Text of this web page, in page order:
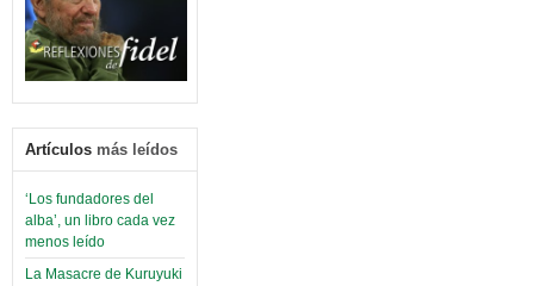
Artículos más leídos
‘Los fundadores del
alba’, un libro cada vez
menos leído
La Masacre de Kuruyuki